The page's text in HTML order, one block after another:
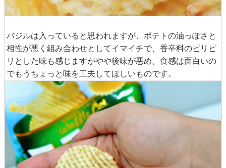
バジルは入っていると思われますが、ポテトの油っぽさと
相性が悪く組み合わせとしてイマイチで、香辛料のピリピ
リとした味も感じますがやや後味が悪め。食感は面白いの
でもうちょっと味を工夫してほしいものです。